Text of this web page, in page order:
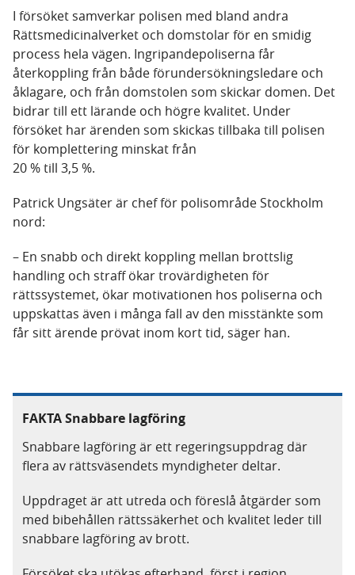
I försöket samverkar polisen med bland andra
Rättsmedicinalverket och domstolar för en smidig
process hela vägen. Ingripandepoliserna får
återkoppling från både förundersökningsledare och
åklagare, och från domstolen som skickar domen. Det
bidrar till ett lärande och högre kvalitet. Under
försöket har ärenden som skickas tillbaka till polisen
för komplettering minskat från
20 % till 3,5 %.
Patrick Ungsäter är chef för polisområde Stockholm
nord:
– En snabb och direkt koppling mellan brottslig
handling och straff ökar trovärdigheten för
rättssystemet, ökar motivationen hos poliserna och
uppskattas även i många fall av den misstänkte som
får sitt ärende prövat inom kort tid, säger han.
FAKTA Snabbare lagföring
Snabbare lagföring är ett regeringsuppdrag där
flera av rättsväsendets myndigheter deltar.
Uppdraget är att utreda och föreslå åtgärder som
med bibehållen rättssäkerhet och kvalitet leder till
snabbare lagföring av brott.